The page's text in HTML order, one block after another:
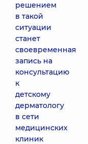
решением
в такой
ситуации
станет
своевременная
запись на
консультацию
к
детскому
дерматологу
в сети
медицинских
клиник